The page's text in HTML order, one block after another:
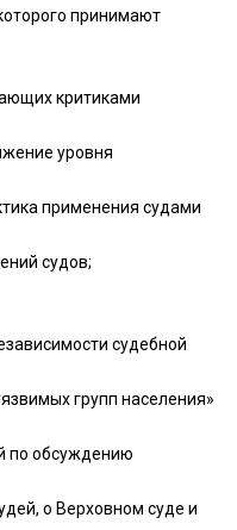
принимают
критиками
уровня
применения судами
судов;
судебной
групп населения»
по обсуждению
о Верховном суде и